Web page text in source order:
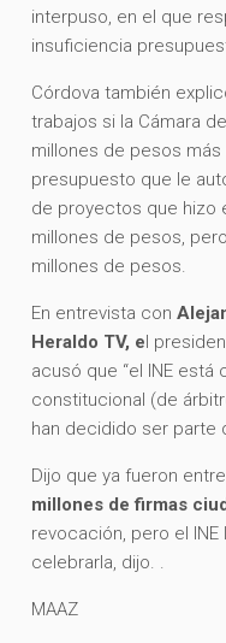
interpuso, en el que
insuficiencia
Córdova también
trabajos si la Cámara
millones de pesos
presupuesto que le
de proyectos que hizo
millones de pesos,
millones de pesos.
En entrevista con
Heraldo TV, el
acusó que “el INE está
constitucional (de
han decidido ser parte
Dijo que ya fueron
millones de firmas
revocación, pero el
celebrarla, dijo. .
MAAZ